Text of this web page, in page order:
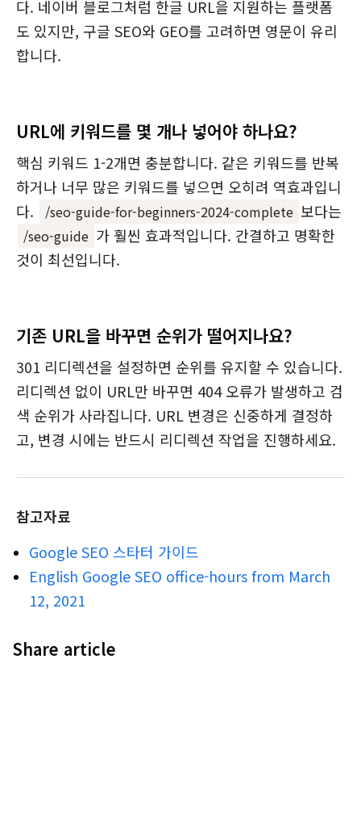
다. 네이버 블로그처럼 한글 URL을 지원하는 플랫폼
도 있지만, 구글 SEO와 GEO를 고려하면 영문이 유리
합니다.
URL에 키워드를 몇 개나 넣어야 하나요?
핵심 키워드 1-2개면 충분합니다. 같은 키워드를 반복
하거나 너무 많은 키워드를 넣으면 오히려 역효과입니
다.
/seo-guide-for-beginners-2024-complete 보다는
/seo-guide 가 훨씬 효과적입니다. 간결하고 명확한
것이 최선입니다.
기존 URL을 바꾸면 순위가 떨어지나요?
301 리디렉션을 설정하면 순위를 유지할 수 있습니다.
리디렉션 없이 URL만 바꾸면 404 오류가 발생하고 검
색 순위가 사라집니다. URL 변경은 신중하게 결정하
고, 변경 시에는 반드시 리디렉션 작업을 진행하세요.
참고자료
Google SEO 스타터 가이드
English Google SEO office-hours from March
12, 2021
Share article